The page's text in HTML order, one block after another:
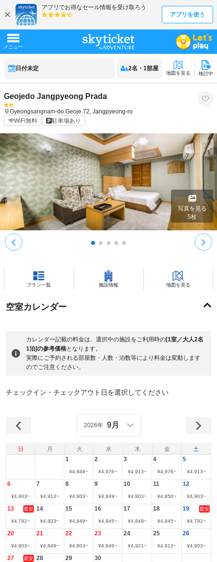
日付未定 2名 ・ 1部屋
地図を見る 検討中
Geojedo Jangpyeong Prada
Gyeongsangnam-do Geoje 72, Jangpyeong-ro
WiFi無料
駐車場あり
写真を見る
5枚
プラン一覧 施設情報 地図を見る
空室カレンダー
カレンダー記載の料金は、選択中の施設をご利用時の[1室／大人2名
1泊]の参考価格となります。
実際にご予約される部屋数・人数・泊数等により料金は変動します
のでご注意ください。
チェックイン・チェックアウト日を選択してください
日 月 火 水 木 金 土
2026年 9月
1
¥4,849~
2
¥4,976~
3
¥4,913~
4
¥4,976~
5
¥4,913~
6
¥4,903~
7
¥4,913~
8
¥4,903~
9
¥4,849~
10
¥4,903~
11
¥4,850~
12
¥4,903~
13 最安
¥4,792~
14
¥4,903~
15
¥4,849~
16
¥4,845~
17
¥4,849~
18
¥4,845~
19 最安
¥4,792~
20
¥4,903~
21
¥4,849~
22
¥4,903~
23
¥4,849~
24
¥4,921~
25
¥4,913~
26
¥4,903~
27 最安 28 29 30